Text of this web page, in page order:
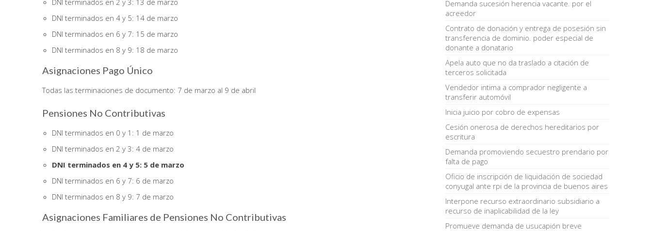
DNI terminados en 2 y 3: 13 de marzo
DNI terminados en 4 y 5: 14 de marzo
DNI terminados en 6 y 7: 15 de marzo
DNI terminados en 8 y 9: 18 de marzo
Asignaciones Pago Único
Todas las terminaciones de documento: 7 de marzo al 9 de abril
Pensiones No Contributivas
DNI terminados en 0 y 1: 1 de marzo
DNI terminados en 2 y 3: 4 de marzo
DNI terminados en 4 y 5: 5 de marzo
DNI terminados en 6 y 7: 6 de marzo
DNI terminados en 8 y 9: 7 de marzo
Asignaciones Familiares de Pensiones No Contributivas
Demanda sucesión herencia vacante. por el
acreedor
Contrato de donación y entrega de posesión sin
transferencia de dominio. poder especial de
donante a donatario
Apela auto que no da traslado a citación de
terceros solicitada
Vendedor intima a comprador negligente a
transferir automóvil
Inicia juicio por cobro de expensas
Cesión onerosa de derechos hereditarios por
escritura
Demanda promoviendo secuestro prendario por
falta de pago
Oficio de inscripción de liquidación de sociedad
conyugal ante rpi de la provincia de buenos aires
Interpone recurso extraordinario subsidiario a
recurso de inaplicabilidad de la ley
Promueve demanda de usucapión breve